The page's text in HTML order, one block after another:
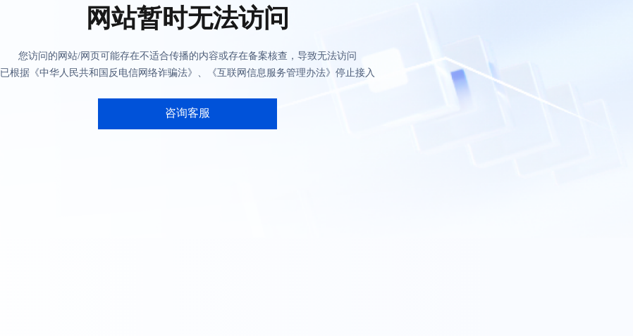
网站暂时无法访问
您访问的网站/网页可能存在不适合传播的内容或存在备案核查，导致无法访问
已根据《中华人民共和国反电信网络诈骗法》、《互联网信息服务管理办法》停止接入
咨询客服